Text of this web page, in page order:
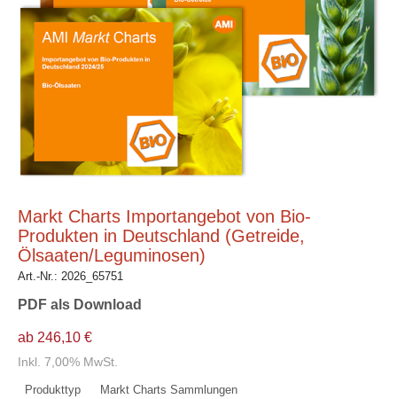
Markt Charts Importangebot von Bio-
Produkten in Deutschland (Getreide,
Ölsaaten/Leguminosen)
Art.-Nr.: 2026_65751
PDF als Download
ab 246,10 €
Inkl. 7,00% MwSt.
Produkttyp
Markt Charts Sammlungen